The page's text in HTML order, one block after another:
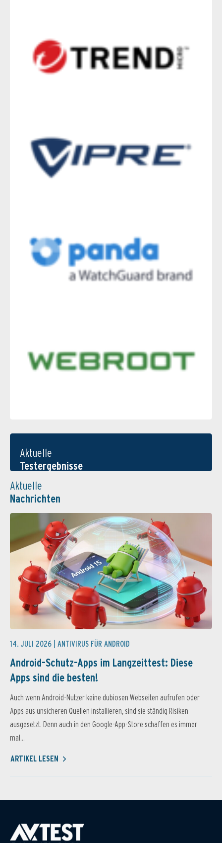
Aktuelle
Testergebnisse
Aktuelle
Nachrichten
14. JULI 2026 | ANTIVIRUS FÜR ANDROID
Android-Schutz-Apps im Langzeittest: Diese
Apps sind die besten!
Auch wenn Android-Nutzer keine dubiosen Webseiten aufrufen oder
Apps aus unsicheren Quellen installieren, sind sie ständig Risiken
ausgesetzt. Denn auch in den Google-App-Store schaffen es immer
mal...
ARTIKEL LESEN